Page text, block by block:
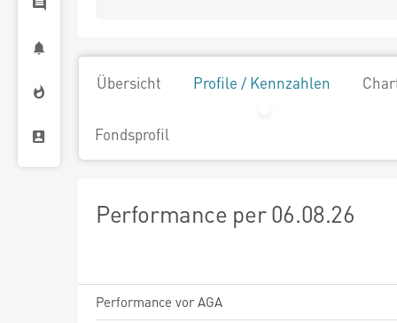
Übersicht Profile / Kennzahlen
Fondsprofil
Performance per 06.08.26
Performance vor AGA